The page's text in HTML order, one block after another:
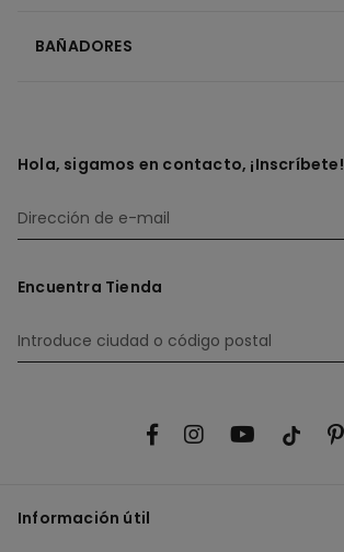
BAÑADORES
Hola, sigamos en contacto, ¡Inscríbete!
Encuentra Tienda
Información útil